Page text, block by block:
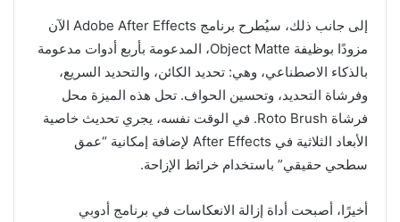
إلى جانب ذلك، سيُطرح برنامج Adobe After Effects الآن
مزودًا بوظيفة Object Matte، المدعومة بأربع أدوات مدعومة
بالذكاء الاصطناعي، وهي: تحديد الكائن، والتحديد السريع،
وفرشاة التحديد، وتحسين الحواف. تحل هذه الميزة محل
فرشاة Roto Brush. في الوقت نفسه، يجري تحديث خاصية
الأبعاد الثلاثية في After Effects لإضافة إمكانية “عمق
سطحي حقيقي” باستخدام خرائط الإزاحة.
أخيرًا، أصبحت أداة إزالة الانعكاسات في برنامج أدوبي